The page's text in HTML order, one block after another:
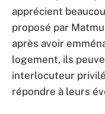
apprécient
proposé par
après avoir
logement, ils
interlocuteur
répondre à leurs